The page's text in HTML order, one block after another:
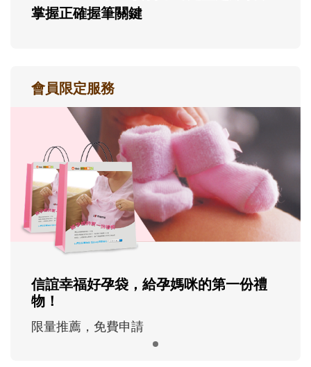
掌握正確握筆關鍵
會員限定服務
信誼幸福好孕袋，給孕媽咪的第一份禮
物！
限量推薦，免費申請